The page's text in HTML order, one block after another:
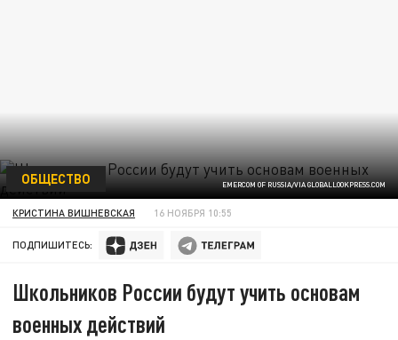
EMERCOM OF RUSSIA/VIA GLOBALLOOKPRESS.COM
ОБЩЕСТВО
КРИСТИНА ВИШНЕВСКАЯ 16 НОЯБРЯ 10:55
ПОДПИШИТЕСЬ:
Школьников России будут учить основам
военных действий